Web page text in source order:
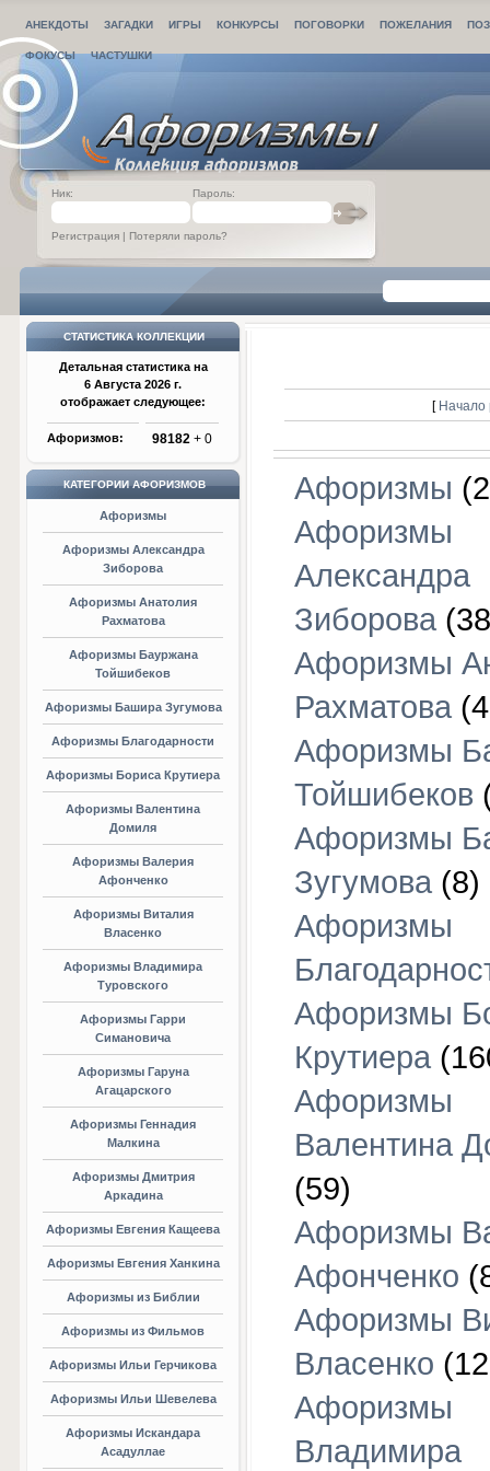
АНЕКДОТЫ ЗАГАДКИ ИГРЫ КОНКУРСЫ ПОГОВОРКИ ПОЖЕЛАНИЯ
ФОКУСЫ ЧАСТУШКИ
Ник: Пароль:
Регистрация | Потеряли пароль?
СТАТИСТИКА КОЛЛЕКЦИИ
Детальная статистика на
6 Августа 2026 г.
отображает следующее:
Афоризмов: 98182 + 0
КАТЕГОРИИ АФОРИЗМОВ
Афоризмы
Афоризмы Александра
Зиборова
Афоризмы Анатолия
Рахматова
Афоризмы Бауржана
Тойшибеков
Афоризмы Башира Зугумова
Афоризмы Благодарности
Афоризмы Бориса Крутиера
Афоризмы Валентина
Домиля
Афоризмы Валерия
Афонченко
Афоризмы Виталия
Власенко
Афоризмы Владимира
Туровского
Афоризмы Гарри
Симановича
Афоризмы Гаруна
Агацарского
Афоризмы Геннадия
Малкина
Афоризмы Дмитрия
Аркадина
Афоризмы Евгения Кащеева
Афоризмы Евгения Ханкина
Афоризмы из Библии
Афоризмы из Фильмов
Афоризмы Ильи Герчикова
Афоризмы Ильи Шевелева
Афоризмы Искандара
Асадуллае
[ Начало
Афоризмы
Афоризмы
Александра
Зиборова
Афоризмы
Рахматова
Афоризмы
Тойшибеков
Афоризмы
Зугумова (8)
Афоризмы
Афоризмы
Крутиера
Афоризмы
Валентина
(59)
Афоризмы
Афонченко
Афоризмы
Власенко
Афоризмы
Владимира